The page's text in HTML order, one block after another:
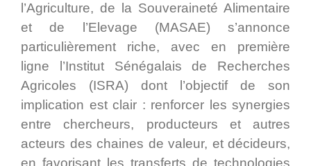
l’Agriculture, de la Souveraineté Alimentaire
et de l’Elevage (MASAE) s’annonce
particulièrement riche, avec en première
ligne l’Institut Sénégalais de Recherches
Agricoles (ISRA) dont l’objectif de son
implication est clair : renforcer les synergies
entre chercheurs, producteurs et autres
acteurs des chaines de valeur, et décideurs,
en favorisant les transferts de technologies